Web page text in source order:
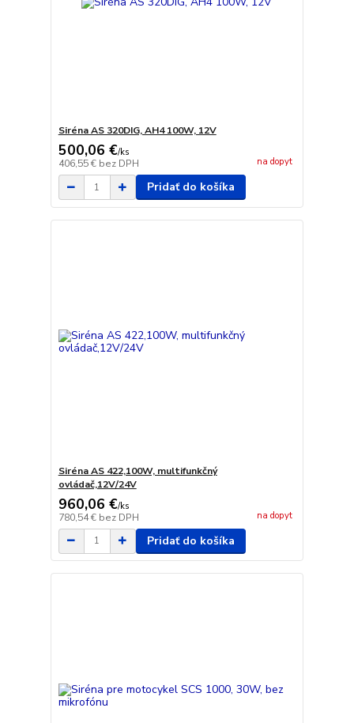
Siréna AS 320DIG, AH4 100W, 12V
500,06 €/ks
406,55 € bez DPH na dopyt
Pridať do košíka
Siréna AS 422,100W, multifunkčný
ovládač,12V/24V
960,06 €/ks
780,54 € bez DPH na dopyt
Pridať do košíka